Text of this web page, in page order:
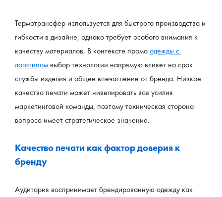
Термотрансфер используется для быстрого производства и
гибкости в дизайне, однако требует особого внимания к
качеству материалов. В контексте промо одежды с
логотипом выбор технологии напрямую влияет на срок
службы изделия и общее впечатление от бренда. Низкое
качество печати может нивелировать все усилия
маркетинговой команды, поэтому техническая сторона
вопроса имеет стратегическое значение.
Качество печати как фактор доверия к
бренду
Аудитория воспринимает брендированную одежду как